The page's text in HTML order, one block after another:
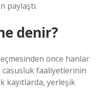
paylaştı.
denir?
önce hanlar
casusluk faaliyetlerinin
kayıtlarda, yerleşik